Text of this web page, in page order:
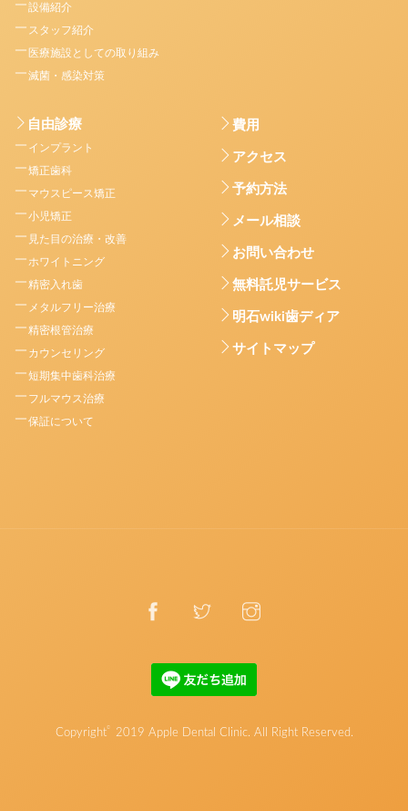
設備紹介
スタッフ紹介
医療施設としての取り組み
滅菌・感染対策
自由診療
インプラント
矯正歯科
マウスピース矯正
小児矯正
見た目の治療・改善
ホワイトニング
精密入れ歯
メタルフリー治療
精密根管治療
カウンセリング
短期集中歯科治療
フルマウス治療
保証について
費用
アクセス
予約方法
メール相談
お問い合わせ
無料託児サービス
明石wiki歯ディア
サイトマップ
Copyright
©
2019 Apple Dental Clinic. All Right Reserved.